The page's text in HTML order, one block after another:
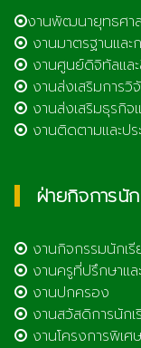
งานพัฒนายุทธศา
งานมาตรฐานแล
งานศูนย์ดิจิทัลแล
งานส่งเสริมการ
งานส่งเสริมธุรกิจ
งานติดตามและป
ฝ่ายกิจการนั
งานกิจกรรมนักเ
งานครูที่ปรึกษาแล
งานปกครอง
งานสวัสดิการนัก
งานโครงการพิเ